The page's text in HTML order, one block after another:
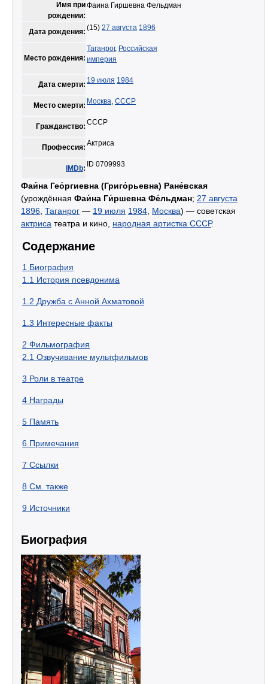
Имя при
рождении:
Фаина Гиршевна Фельдман
Дата рождения: (15) 27 августа 1896
Место рождения:
Таганрог, Российская
империя
Дата смерти: 19 июля 1984
Место смерти: Москва, СССР
Гражданство: СССР
Профессия: Актриса
IMDb: ID 0709993
Фаи́на Гео́ргиевна (Григо́рьевна) Ране́вская
(урождённая Фаи́на Ги́ршевна Фе́льдман; 27 августа
1896 Таганрог — 19 июля 1984 Москва) — советская
актриса театра и кино, народная артистка СССР.
Содержание
1 Биография
1.1 История псевдонима
1.2 Дружба с Анной Ахматовой
1.3 Интересные факты
2 Фильмография
2.1 Озвучивание мультфильмов
3 Роли в театре
4 Награды
5 Память
6 Примечания
7 Ссылки
8 См. также
9 Источники
Биография